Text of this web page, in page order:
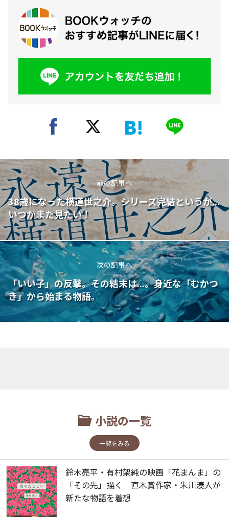
前の記事へ
38歳になった横道世之介。シリーズ完結というが...
いつかまた見たい！
次の記事へ
「いい子」の反撃。その結末は...。身近な「むかつ
き」から始まる物語。
小説の一覧
一覧をみる
鈴木亮平・有村架純の映画「花まんま」の
「その先」描く 直木賞作家・朱川湊人が
新たな物語を着想